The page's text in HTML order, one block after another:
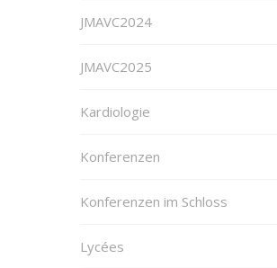
JMAVC2024
JMAVC2025
Kardiologie
Konferenzen
Konferenzen im Schloss
Lycées